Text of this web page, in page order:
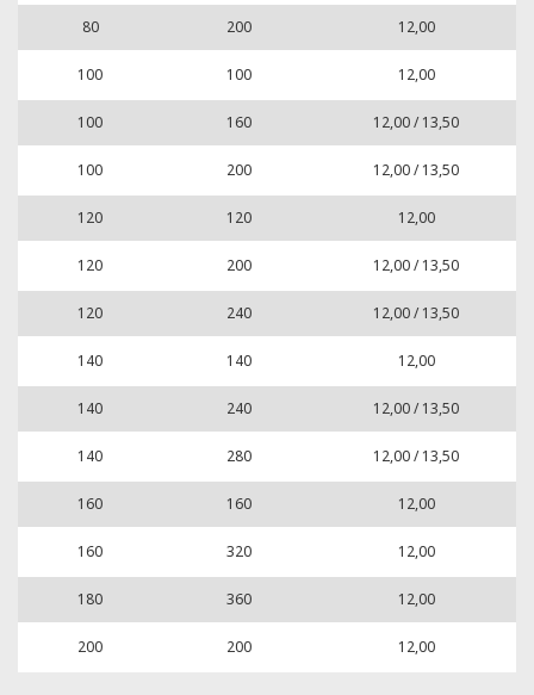
80 200 12,00
100 100 12,00
100 160 12,00 / 13,50
100 200 12,00 / 13,50
120 120 12,00
120 200 12,00 / 13,50
120 240 12,00 / 13,50
140 140 12,00
140 240 12,00 / 13,50
140 280 12,00 / 13,50
160 160 12,00
160 320 12,00
180 360 12,00
200 200 12,00